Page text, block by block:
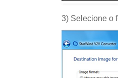
3) Selecione o